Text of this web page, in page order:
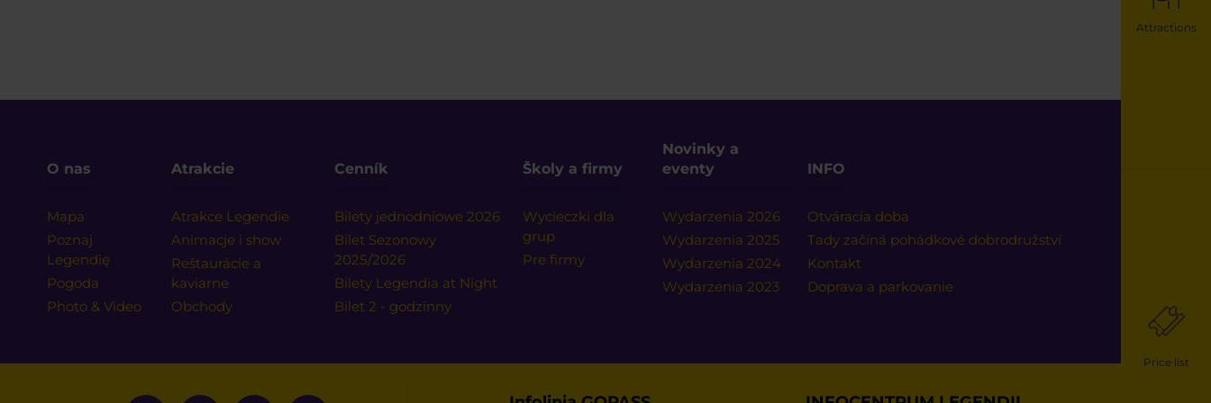
Attractions
Price list
O nas
Mapa
Poznaj
Legendię
Pogoda
Photo & Video
Atrakcie
Atrakce Legendie
Animacje i show
Reštaurácie a
kaviarne
Obchody
Cenník
Bilety jednodniowe 2026
Bilet Sezonowy
2025/2026
Bilety Legendia at Night
Bilet 2 - godzinny
Školy a firmy
Wycieczki dla
grup
Pre firmy
Novinky a
eventy
Wydarzenia 2026
Wydarzenia 2025
Wydarzenia 2024
Wydarzenia 2023
INFO
Otváracia doba
Tady začíná pohádkové dobrodružství
Kontakt
Doprava a parkovanie